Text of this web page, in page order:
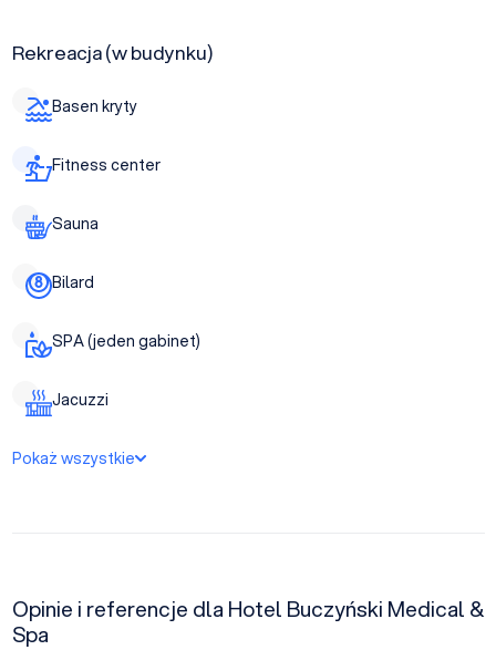
Rekreacja (w budynku)
Basen kryty
Fitness center
Sauna
Bilard
SPA (jeden gabinet)
Jacuzzi
Pokaż wszystkie
Opinie i referencje dla Hotel Buczyński Medical &
Spa